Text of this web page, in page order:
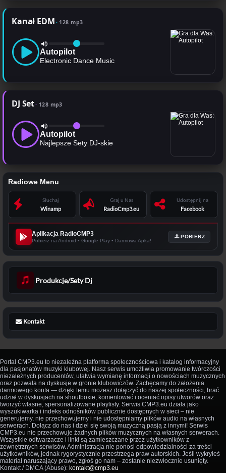
Kanał EDM 128 mp3
Autopilot
Electronic Dance Music
DJ Set 128 mp3
Autopilot
Najlepsze Sety DJ-skie
Radiowe Menu
Słuchaj
Winamp
Graj u Nas
RadioCmp3.eu
Udostępnij na
Facebook
Aplikacja RadioCMP3
Pobierz na Android • Google Play • Darmowa Apka!
POBIERZ
Produkcje/Sety Dj
Kontakt
Portal CMP3.eu to niezależna platforma społecznościowa i katalog informacyjny
dla pasjonatów muzyki klubowej. Nasz serwis umożliwia promowanie twórczości
niezależnych producentów, ułatwia wymianę informacji o nowościach muzycznych
oraz pozwala na dyskusje w gronie klubowiczów. Zachęcamy do założenia
darmowego konta — dzięki temu możesz dołączyć do naszej społeczności, brać
udział w dyskusjach na shoutboxie, komentować i oceniać opisy utworów oraz
tworzyć własne, spersonalizowane playlisty. Serwis CMP3.eu działa jako
wyszukiwarka i indeks odnośników publicznie dostępnych w sieci – nie
generujemy, nie przechowujemy i nie udostępniamy plików audio na własnych
serwerach. Dołącz do nas i dziel się swoją muzyczną pasją z innymi! Serwis
CMP3.eu nie przechowuje żadnych plików muzycznych na własnych serwerach.
Wszystkie odtwarzacze i linki są zamieszczane przez użytkowników z
zewnętrznych serwisów. Administracja nie ponosi odpowiedzialności za treści
użytkowników, jednak rygorystycznie przestrzega praw autorskich. Jeśli wykryłeś
materiał naruszający prawo, zgłoś go nam – zostanie niezwłocznie usunięty.
Kontakt / DMCA (Abuse): kontakt@cmp3.eu